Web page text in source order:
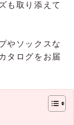
も取り添えて
やソックスな
タログをお届